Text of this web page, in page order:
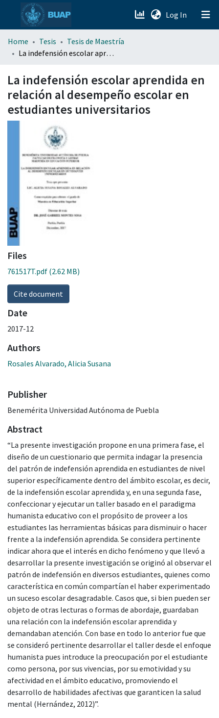
Log In (current)
menu.section.about_menu
Home Tesis
Tesis de Maestría
La indefensión escolar aprendida en relación al desempeño escolar en estudiantes universitarios
La indefensión escolar aprendida en
relación al desempeño escolar en
estudiantes universitarios
Files
761517T.pdf (2.62 MB)
Cite document
Date
2017-12
Authors
Rosales Alvarado, Alicia Susana
Publisher
Benemérita Universidad Autónoma de Puebla
Abstract
“La presente investigación propone en una primera fase, el
diseño de un cuestionario que permita indagar la presencia
del patrón de indefensión aprendida en estudiantes de nivel
superior específicamente dentro del ámbito escolar, es decir,
de la indefensión escolar aprendida y, en una segunda fase,
confeccionar y ejecutar un taller basado en el paradigma
humanista educativo con el propósito de proveer a los
estudiantes las herramientas básicas para disminuir o hacer
frente a la indefensión aprendida. Se considera pertinente
indicar ahora que el interés en dicho fenómeno y que llevó a
desarrollar la presente investigación se originó al observar el
patrón de indefensión en diversos estudiantes, quienes como
característica en común compartían el haber experimentado
un suceso escolar desagradable. Casos que, si bien pueden ser
objeto de otras lecturas o formas de abordaje, guardaban
una relación con la indefensión escolar aprendida y
demandaban atención. Con base en todo lo anterior fue que
se consideró pertinente desarrollar el taller desde el enfoque
humanista pues introduce la preocupación por el estudiante
como persona, por sus vivencias, por su emotividad y su
afectividad en el ámbito educativo, promoviendo el
desarrollo de habilidades afectivas que garanticen la salud
mental (Hernández, 2012)”.